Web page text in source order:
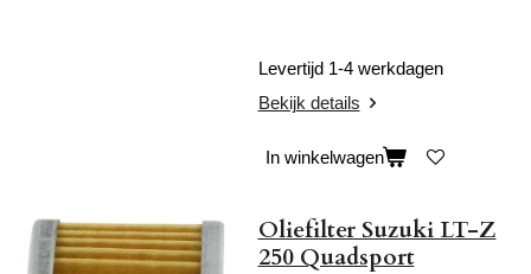
Levertijd 1-4 werkdagen
Bekijk details
In winkelwagen
Oliefilter Suzuki LT-Z
250 Quadsport